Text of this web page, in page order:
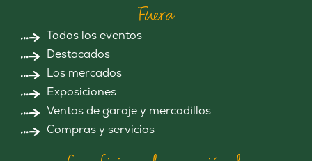
Fuera
Todos los eventos
Destacados
Los mercados
Exposiciones
Ventas de garaje y mercadillos
Compras y servicios